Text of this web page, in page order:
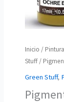
Inicio /
Stuff /
Green Stuff,